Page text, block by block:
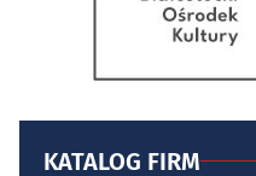
KATALOG FIRM